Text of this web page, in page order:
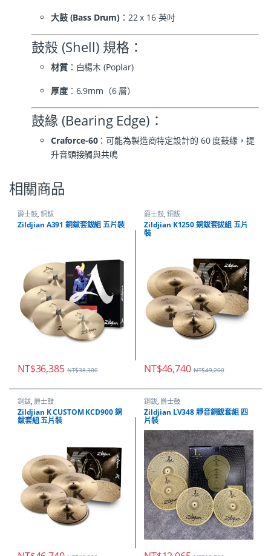
大鼓 (Bass Drum) ：22 x 16 英吋
鼓殼 (Shell) 規格：
材質：白楊木 (Poplar)
厚度：6.9mm（6 層）
鼓緣 (Bearing Edge)：
Craforce-60：可能為製造商特定設計的 60 度鼓緣，提
升音頭接觸與共鳴
相關商品
爵士鼓,銅鈸
Zildjian A391 銅鈸套鈸組 五片裝
NT$36,385 NT$38,300
爵士鼓,銅鈸
Zildjian K1250 銅鈸套拔組 五片
裝
NT$46,740 NT$49,200
銅鈸, 爵士鼓
Zildjian K CUSTOM KCD900 銅
鈸套組 五片裝
銅鈸, 爵士鼓
Zildjian LV348 靜音銅鈸套組 四
片裝